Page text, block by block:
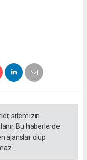
sitemizin
Bu haberlerde
ajanslar olup